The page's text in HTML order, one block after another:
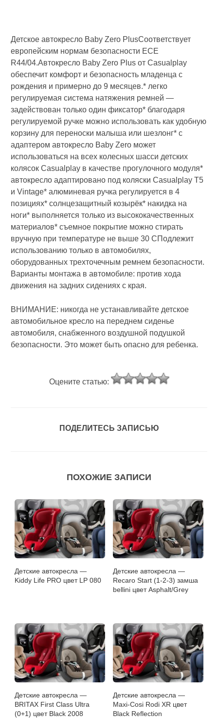
Детское автокресло Baby Zero PlusCоответствует
европейским нормам безопасноcти ECE
R44/04.Автокресло Baby Zero Plus от Casualplay
обеспечит комфорт и безопасность младенца с
рождения и примерно до 9 месяцев.* легко
регулируемая система натяжения ремней —
задействован только один фиксатор* благодаря
регулируемой ручке можно использовать как удобную
корзину для переноски малыша или шезлонг* с
адаптером автокресло Baby Zero может
использоваться на всех колесных шасси детских
колясок Casualplay в качестве прогулочного модуля*
автокресло адаптировано под коляски Casualplay T5
и Vintage* алюминевая ручка регулируется в 4
позициях* солнцезащитный козырёк* накидка на
ноги* выполняется только из высококачественных
материалов* съемное покрытие можно стирать
вручную при температуре не выше 30 СПодлежит
использованию только в автомобилях,
оборудованных трехточечным ремнем безопасности.
Варианты монтажа в автомобиле: против хода
движения на задних сидениях с края.
ВНИМАНИЕ: никогда не устанавливайте детское
автомобильное кресло на переднем сиденье
автомобиля, снабженного воздушной подушкой
безопасности. Это может быть опасно для ребенка.
Оцените статью:
ПОДЕЛИТЕСЬ ЗАПИСЬЮ
ПОХОЖИЕ ЗАПИСИ
Детские автокресла —
Kiddy Life PRO цвет LP 080
Детские автокресла —
Recaro Start (1-2-3) замша
bellini цвет Asphalt/Grey
Детские автокресла —
BRITAX First Class Ultra
(0+1) цвет Black 2008
Детские автокресла —
Maxi-Cosi Rodi XR цвет
Black Reflection